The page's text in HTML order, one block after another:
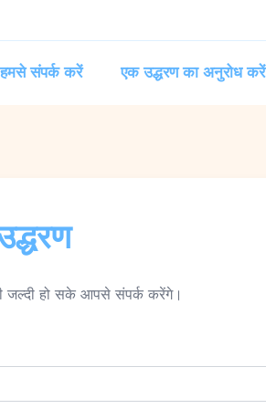
हमसे संपर्क करें एक उद्धरण का अनुरोध करें
जल्दी हो सके आपसे संपर्क करेंगे।